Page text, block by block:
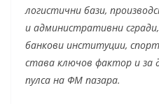
логистични бази,
и административни
банкови институции,
става ключов фактор и за
пулса на ФМ пазара.